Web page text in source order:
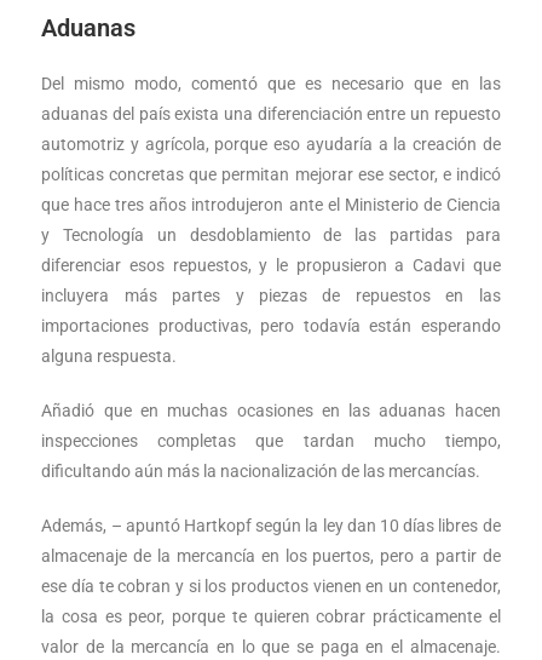
Aduanas
Del mismo modo, comentó que es necesario que en las
aduanas del país exista una diferenciación entre un repuesto
automotriz y agrícola, porque eso ayudaría a la creación de
políticas concretas que permitan mejorar ese sector, e indicó
que hace tres años introdujeron ante el Ministerio de Ciencia
y Tecnología un desdoblamiento de las partidas para
diferenciar esos repuestos, y le propusieron a Cadavi que
incluyera más partes y piezas de repuestos en las
importaciones productivas, pero todavía están esperando
alguna respuesta.
Añadió que en muchas ocasiones en las aduanas hacen
inspecciones completas que tardan mucho tiempo,
dificultando aún más la nacionalización de las mercancías.
Además, – apuntó Hartkopf según la ley dan 10 días libres de
almacenaje de la mercancía en los puertos, pero a partir de
ese día te cobran y si los productos vienen en un contenedor,
la cosa es peor, porque te quieren cobrar prácticamente el
valor de la mercancía en lo que se paga en el almacenaje.